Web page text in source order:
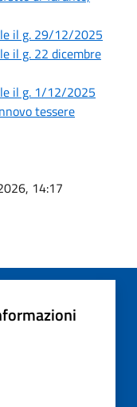
il g. 29/12/2025
il g. 22 dicembre
il g. 1/12/2025
tessere
14:17